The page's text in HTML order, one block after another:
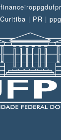
| PR |